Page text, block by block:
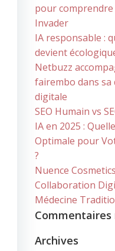
pour comprendre
Invader
IA responsable :
devient
Netbuzz
fairembo dans
digitale
SEO Humain vs
IA en 2025 :
Optimale pour
?
Nuence
Collaboration
Médecine
Commentaires
Archives